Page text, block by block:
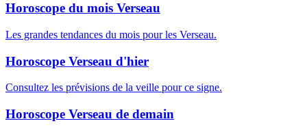
Horoscope du mois Verseau
Les grandes tendances du mois pour les Verseau.
Horoscope Verseau d'hier
Consultez les prévisions de la veille pour ce signe.
Horoscope Verseau de demain